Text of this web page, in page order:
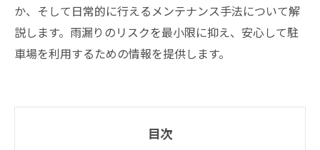
か、そして日常的に行えるメンテナンス手法について解
説します。雨漏りのリスクを最小限に抑え、安心して駐
車場を利用するための情報を提供します。
目次